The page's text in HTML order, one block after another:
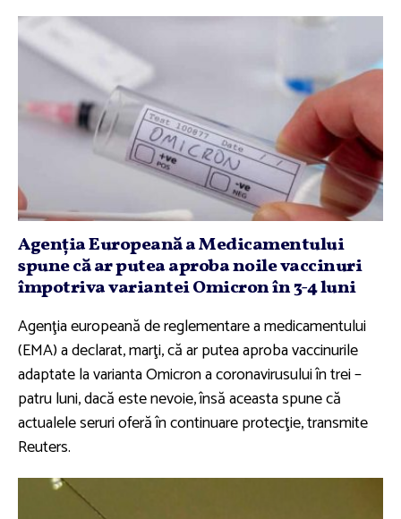
Agenţia Europeană a Medicamentului
spune că ar putea aproba noile vaccinuri
împotriva variantei Omicron în 3-4 luni
Agenţia europeană de reglementare a medicamentului
(EMA) a declarat, marţi, că ar putea aproba vaccinurile
adaptate la varianta Omicron a coronavirusului în trei –
patru luni, dacă este nevoie, însă aceasta spune că
actualele seruri oferă în continuare protecţie, transmite
Reuters.